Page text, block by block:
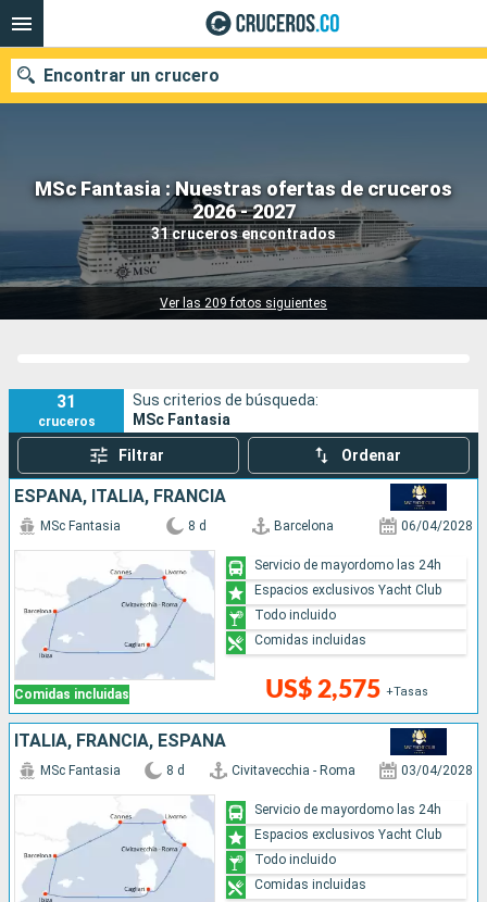
MSc Fantasia : Nuestras ofertas de cruceros
2026 - 2027
31 cruceros encontrados
Ver las 209 fotos siguientes
Encontrar un crucero
Fecha de salida
Buscar
31
cruceros
Sus criterios de búsqueda:
MSc Fantasia
Filtrar Ordenar
ESPAÑA, ITALIA, FRANCIA
Comidas incluidas
MSc Fantasia 8 d Barcelona 06/04/2028
US$ 2,575 +Tasas
Servicio de mayordomo las 24h
Espacios exclusivos Yacht Club
Todo incluido
Comidas incluidas
ITALIA, FRANCIA, ESPAÑA
MSc Fantasia 8 d Civitavecchia - Roma 03/04/2028
Servicio de mayordomo las 24h
Espacios exclusivos Yacht Club
Todo incluido
Comidas incluidas